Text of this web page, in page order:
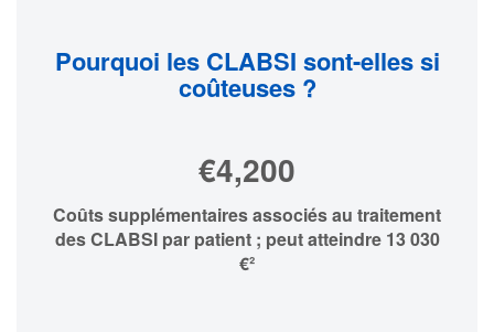
Pourquoi les CLABSI sont-elles si
coûteuses ?
€4,200
Coûts supplémentaires associés au traitement
des CLABSI par patient ; peut atteindre 13 030
€²